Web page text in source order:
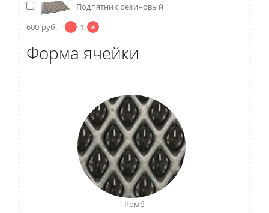
Подпятник резиновый
600 руб. - 1 +
Форма ячейки
Ромб